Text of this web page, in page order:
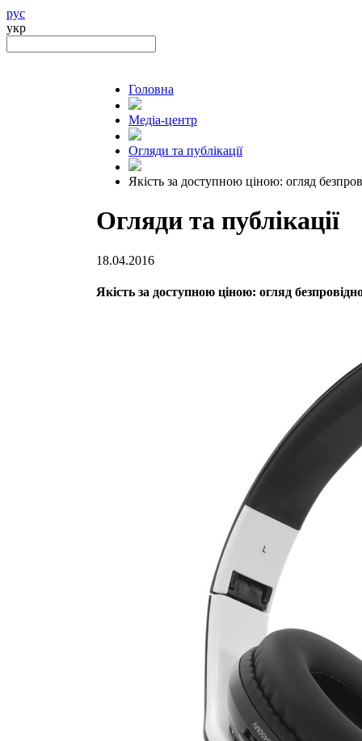
рус
укр
Головна
Медіа-центр
Огляди та публікації
Якість за доступною ціною: огляд
Огляди та публікації
18.04.2016
Якість за доступною ціною: огляд